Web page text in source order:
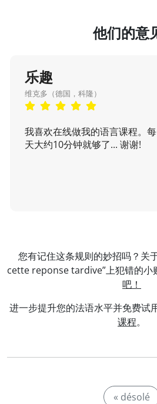
他们的意
乐趣
维克多（德国，科隆）
我喜欢在线做我的语言课程。每
天大约10分钟就够了... 谢谢!
您有记住这条规则的妙招吗？关
cette reponse tardive”上犯错的小
吧！
进一步提升您的法语水平并免费试
课程。
« désolé